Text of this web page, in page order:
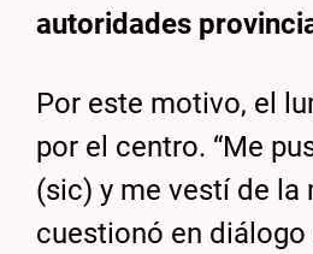
autoridades
Por este motivo, el
por el centro. “Me
(sic) y me vestí de la
cuestionó en diálogo